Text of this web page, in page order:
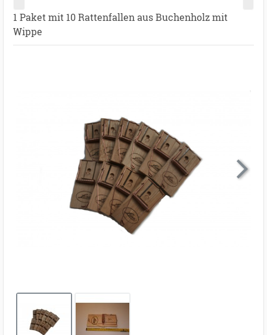
1 Paket mit 10 Rattenfallen aus Buchenholz mit
Wippe
